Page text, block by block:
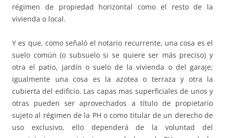
régimen de propiedad horizontal como el resto de la
vivienda o local.
Y es que, como señaló el notario recurrente, una cosa es el
suelo común (o subsuelo si se quiere ser más preciso) y
otra el patio, jardín o suelo de la vivienda o del garaje;
igualmente una cosa es la azotea o terraza y otra la
cubierta del edificio. Las capas mas superficiales de unos y
otras pueden ser aprovechados a título de propietario
sujeto al régimen de la PH o como titular de un derecho de
uso exclusivo, ello dependerá de la voluntad del